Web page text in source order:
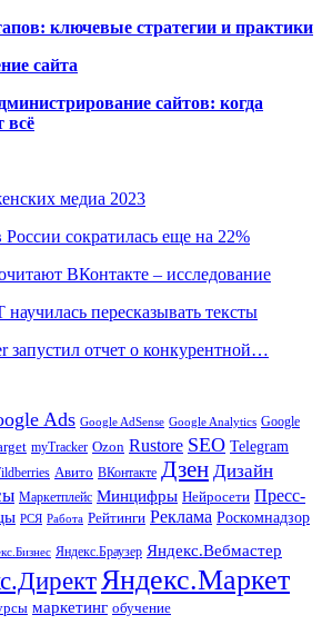
ключевые стратегии и практики
сайта
сайтов: когда
всё
медиа 2023
сократилась еще на 22%
ВКонтакте – исследование
пересказывать тексты
запустил отчет о конкурентной…
Ads Google AdSense Google Analytics Google
myTracker Ozon Rustore SEO Telegram
Авито ВКонтакте Дзен Дизайн
Маркетплейс Минцифры Нейросети Пресс-
РСЯ Работа Рейтинги Реклама Роскомнадзор
Яндекс.Браузер Яндекс.Вебмастер
Яндекс.Маркет
маркетинг обучение